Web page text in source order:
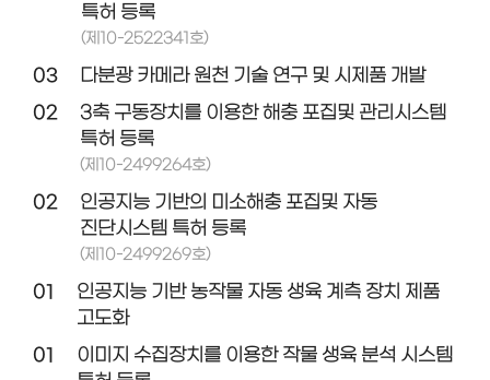
특허 등록
(제10-2522341호)
03
다분광 카메라 원천 기술 연구 및 시제품 개발
02
3축 구동장치를 이용한 해충 포집및 관리시스템
특허 등록
(제10-2499264호)
02
인공지능 기반의 미소해충 포집및 자동
진단시스템 특허 등록
(제10-2499269호)
01
인공지능 기반 농작물 자동 생육 계측 장치 제품
고도화
01
이미지 수집장치를 이용한 작물 생육 분석 시스템